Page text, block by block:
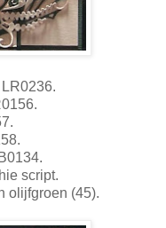
script.
olijfgroen (45).